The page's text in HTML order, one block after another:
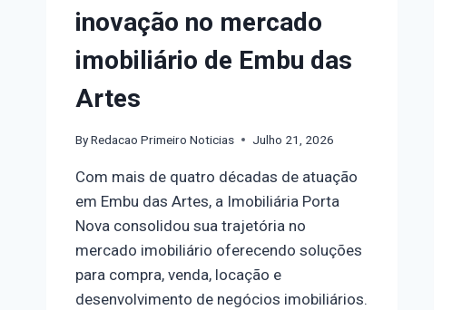
inovação no mercado
imobiliário de Embu das
Artes
ByRedacao Primeiro Noticias Julho 21, 2026
Com mais de quatro décadas de atuação
em Embu das Artes, a Imobiliária Porta
Nova consolidou sua trajetória no
mercado imobiliário oferecendo soluções
para compra, venda, locação e
desenvolvimento de negócios imobiliários.